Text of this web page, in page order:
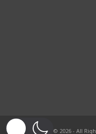
© 2026 - All